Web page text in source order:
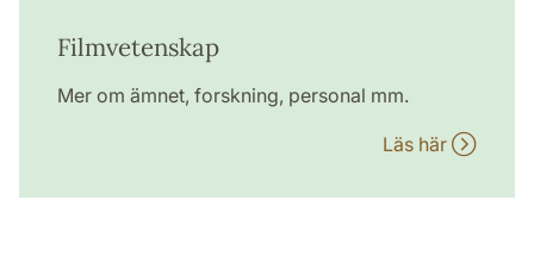
Filmvetenskap
Mer om ämnet, forskning, personal mm.
Läs här